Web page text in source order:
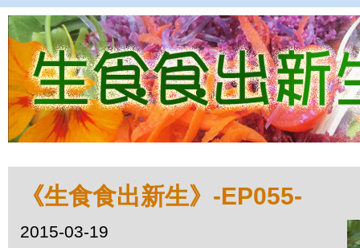
《生食食出新生》-EP055-
2015-03-19